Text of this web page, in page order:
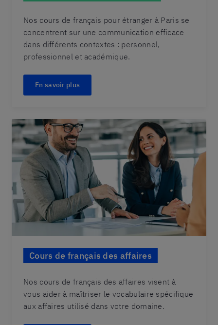
Nos cours de français pour étranger à Paris se
concentrent sur une communication efficace
dans différents contextes : personnel,
professionnel et académique.
En savoir plus
Cours de français des affaires
Nos cours de français des affaires visent à
vous aider à maîtriser le vocabulaire spécifique
aux affaires utilisé dans votre domaine.